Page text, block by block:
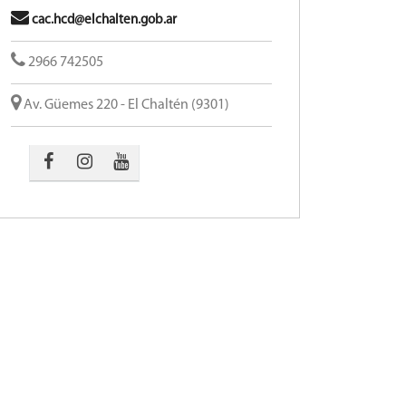
cac.hcd@elchalten.gob.ar
2966 742505
Av. Güemes 220 - El Chaltén (9301)